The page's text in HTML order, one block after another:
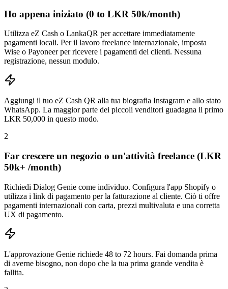
Ho appena iniziato (0 to LKR 50k/month)
Utilizza eZ Cash o LankaQR per accettare immediatamente
pagamenti locali. Per il lavoro freelance internazionale, imposta
Wise o Payoneer per ricevere i pagamenti dei clienti. Nessuna
registrazione, nessun modulo.
Aggiungi il tuo eZ Cash QR alla tua biografia Instagram e allo stato
WhatsApp. La maggior parte dei piccoli venditori guadagna il primo
LKR 50,000 in questo modo.
2
Far crescere un negozio o un'attività freelance (LKR
50k+ /month)
Richiedi Dialog Genie come individuo. Configura l'app Shopify o
utilizza i link di pagamento per la fatturazione al cliente. Ciò ti offre
pagamenti internazionali con carta, prezzi multivaluta e una corretta
UX di pagamento.
L'approvazione Genie richiede 48 to 72 hours. Fai domanda prima
di averne bisogno, non dopo che la tua prima grande vendita è
fallita.